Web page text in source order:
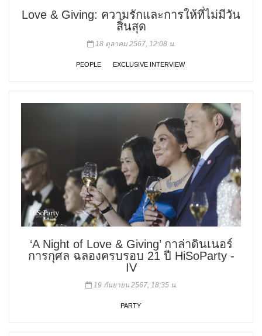
Love & Giving: ความรักและการให้ที่ไม่มีวัน
สิ้นสุด
18 ตุลาคม 2567, 12:08 น.
PEOPLE EXCLUSIVE INTERVIEW
‘A Night of Love & Giving’ กาล่าดินเนอร์
การกุศล ฉลองครบรอบ 21 ปี HiSoParty -
IV
19 กันยายน 2567, 18:35 น.
PARTY